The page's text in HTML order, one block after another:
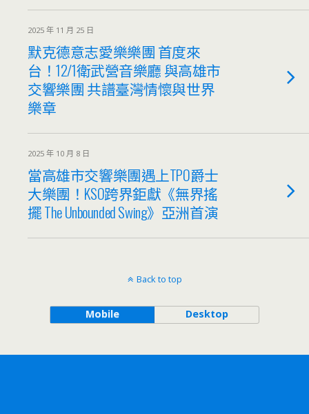
2025 年 11 月 25 日
默克德意志愛樂樂團 首度來
台！12/1衛武營音樂廳 與高雄市
交響樂團 共譜臺灣情懷與世界
樂章
2025 年 10 月 8 日
當高雄市交響樂團遇上TPO爵士
大樂團！KSO跨界鉅獻《無界搖
擺 The Unbounded Swing》亞洲首演
Back to top
Mobile Desktop